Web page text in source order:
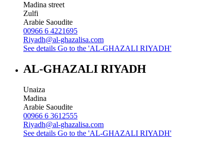
Madina street
Zulfi
Arabie Saoudite
00966 6 4221695
Riyadh@al-ghazalisa.com
See details Go to the 'AL-GHAZALI RIYADH'
AL-GHAZALI RIYADH
Unaiza
Madina
Arabie Saoudite
00966 6 3612555
Riyadh@al-ghazalisa.com
See details Go to the 'AL-GHAZALI RIYADH'